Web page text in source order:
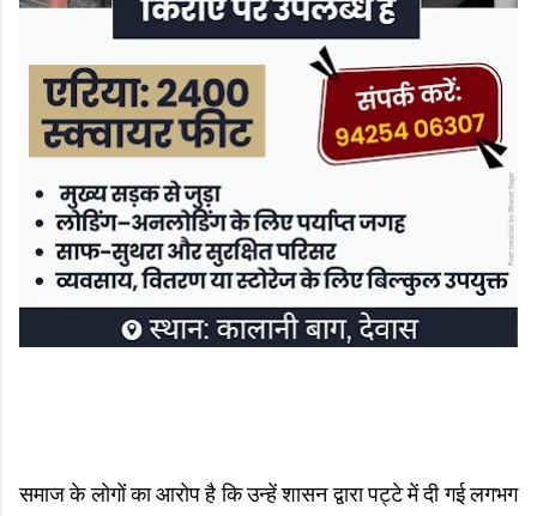
समाज के लोगों का आरोप है कि उन्हें शासन द्वारा पट्टे में दी गई लगभग